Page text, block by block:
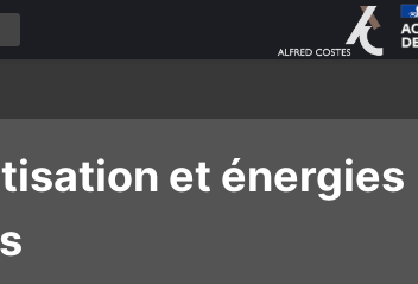
et énergies